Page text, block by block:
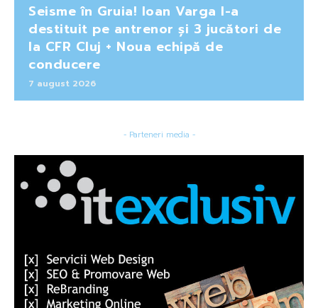
Seisme în Gruia! Ioan Varga l-a
destituit pe antrenor și 3 jucători de
la CFR Cluj + Noua echipă de
conducere
7 august 2026
- Parteneri media -